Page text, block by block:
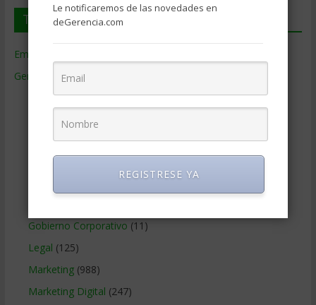
Temas de Gerencia
Empresas de Gerencia
Gerencia
(9.477)
Ciencias Económicas(80)
Educacion Gerencial(454)
Estrategia Empresarial(304)
Finanzas Corporativas(748)
Gobierno Corporativo (11)
Legal (125)
Marketing(988)
Marketing Digital (247)
Le notificaremos de las novedades en
deGerencia.com
REGISTRESE YA